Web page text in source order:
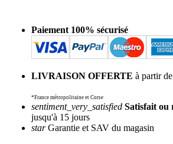
Paiement 100% sécurisé
LIVRAISON OFFERTE à partir
*France métropolitaine et Corse
sentiment_very_satisfied Satisfait ou
jusqu'à 15 jours
starGarantie et SAV du magasin